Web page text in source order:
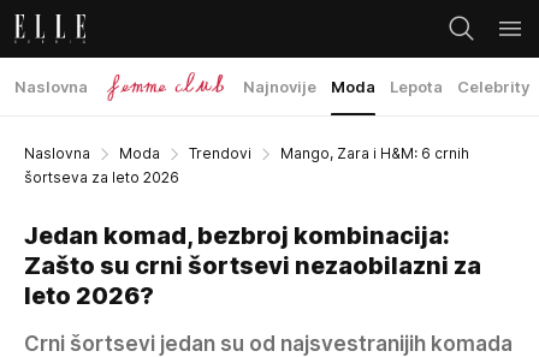
Naslovna Najnovije Moda Lepota Celebrity
Naslovna Moda Trendovi
Mango, Zara i H&M: 6 crnih
šortseva za leto 2026
Jedan komad, bezbroj kombinacija:
Zašto su crni šortsevi nezaobilazni za
leto 2026?
Crni šortsevi jedan su od najsvestranijih komada